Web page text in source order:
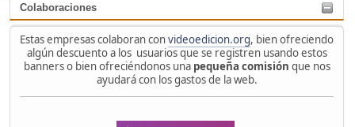
Colaboraciones
Estas empresas colaboran convideoedicion.org, bien ofreciendo
algún descuento a los usuarios que se registren usando estos
banners o bien ofreciéndonos una pequeña comisión que nos
ayudará con los gastos de la web.